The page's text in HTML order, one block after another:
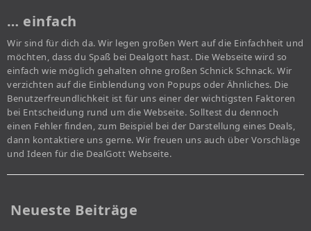
… einfach
Wir sind für dich da. Wir legen großen Wert auf die Einfachheit und
möchten, dass du Spaß bei Dealgott hast. Die Webseite wird so
einfach wie möglich gehalten ohne großen Schnick Schnack. Wir
verzichten auf die Einblendung von Popups oder Ähnliches. Die
Benutzerfreundlichkeit ist für uns einer der wichtigsten Faktoren
bei Entscheidung rund um die Webseite. Solltest du dennoch
einen Fehler finden, zum Beispiel bei der Darstellung eines Deals,
dann kontaktiere uns gerne. Wir freuen uns auch über Vorschläge
und Ideen für die DealGott Webseite.
Neueste Beiträge